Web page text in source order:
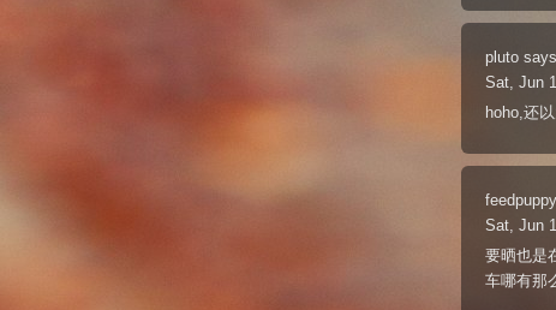
pluto
Sat, Jun
hoho,还
feedpuppy
Sat, Jun
要晒也是
车哪有那